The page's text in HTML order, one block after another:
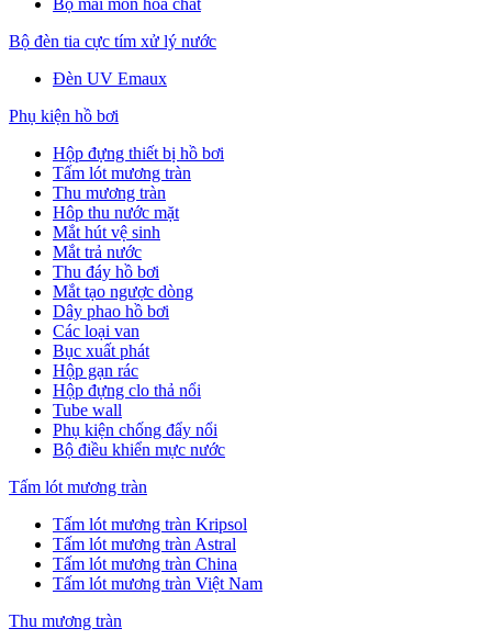
Bộ mài mòn hóa chất
Bộ đèn tia cực tím xử lý nước
Đèn UV Emaux
Phụ kiện hồ bơi
Hộp đựng thiết bị hồ bơi
Tấm lót mương tràn
Thu mương tràn
Hôp thu nước mặt
Mắt hút vệ sinh
Mắt trả nước
Thu đáy hồ bơi
Mắt tạo ngược dòng
Dây phao hồ bơi
Các loại van
Bục xuất phát
Hộp gạn rác
Hộp đựng clo thả nổi
Tube wall
Phụ kiện chống đẩy nổi
Bộ điều khiển mực nước
Tấm lót mương tràn
Tấm lót mương tràn Kripsol
Tấm lót mương tràn Astral
Tấm lót mương tràn China
Tấm lót mương tràn Việt Nam
Thu mương tràn